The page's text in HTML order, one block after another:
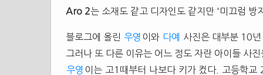
Aro 2는 소재도 같고 디자인도 같지만 '미끄럼 방
블로그에 올린 우영 이와 다예
사진은 대부분 10
그러나 또 다른 이유는 어느 정도 자란 아이들 사
우영 이는 고1때부터 나보다 키가 컸다. 고등학